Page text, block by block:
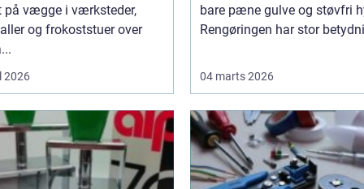
vægge i værksteder,
og frokoststuer over
2026
bare pæne gulve og støvfri
Rengøringen har stor
04 marts 2026